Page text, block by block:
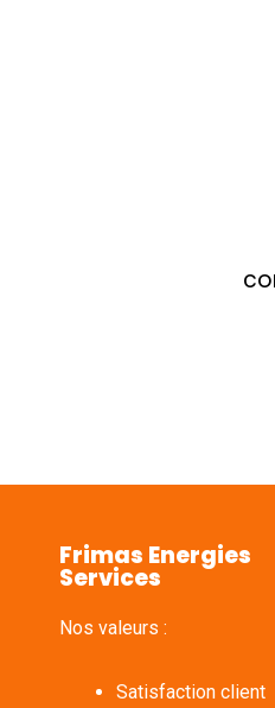
Frimas Energies
Services
Nos valeurs :
Satisfaction client